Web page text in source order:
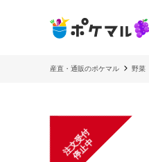
産直・通販のポケマル 野菜
注
文
受
付
停
止
中